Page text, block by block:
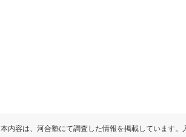
本内容は、河合塾にて調査した情報を掲載しています